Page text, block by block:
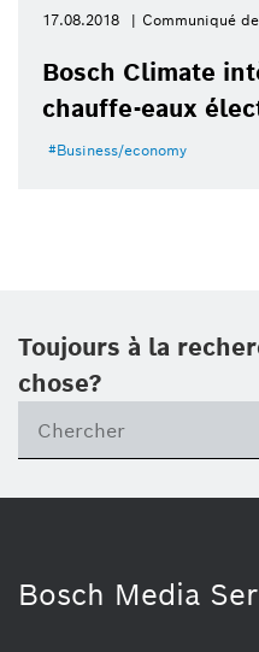
17.08.2018 Communiqué
Bosch Climate
chauffe-eaux
Business/economy
Toujours à la
chose?
Bosch Media